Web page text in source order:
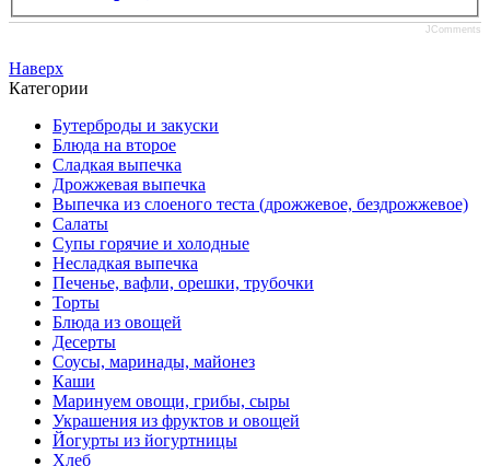
JComments
Наверх
Категории
Бутерброды и закуски
Блюда на второе
Сладкая выпечка
Дрожжевая выпечка
Выпечка из слоеного теста (дрожжевое, бездрожжевое)
Салаты
Супы горячие и холодные
Несладкая выпечка
Печенье, вафли, орешки, трубочки
Торты
Блюда из овощей
Десерты
Соусы, маринады, майонез
Каши
Маринуем овощи, грибы, сыры
Украшения из фруктов и овощей
Йогурты из йогуртницы
Хлеб